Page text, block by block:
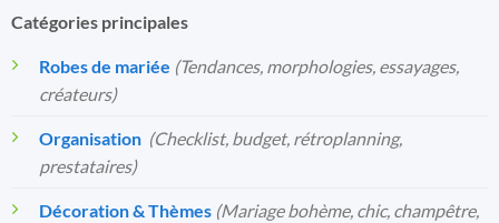
Catégories principales
Robes de mariée (Tendances, morphologies, essayages,
créateurs)
Organisation️ (Checklist, budget, rétroplanning,
prestataires)
Décoration & Thèmes (Mariage bohème, chic, champêtre,